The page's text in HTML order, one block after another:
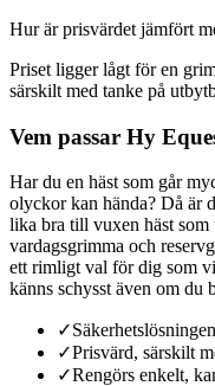
Hur är prisvärdet jämfört
Priset ligger lågt för en
särskilt med tanke på
Vem passar Hy
Har du en häst som går
olyckor kan hända? Då är
lika bra till vuxen häst som
vardagsgrimma och
ett rimligt val för dig som
känns schysst även om
✓
✓Prisvärd, särskilt
✓Rengörs enkelt,